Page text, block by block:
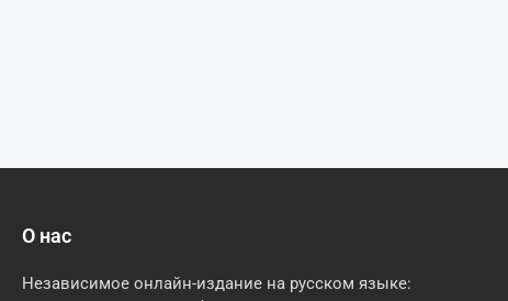
О нас
Независимое онлайн-издание на русском языке: